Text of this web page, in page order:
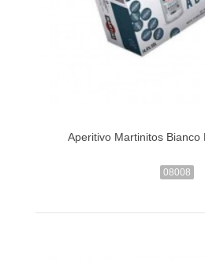
Aperitivo Martinitos Bianco
08008